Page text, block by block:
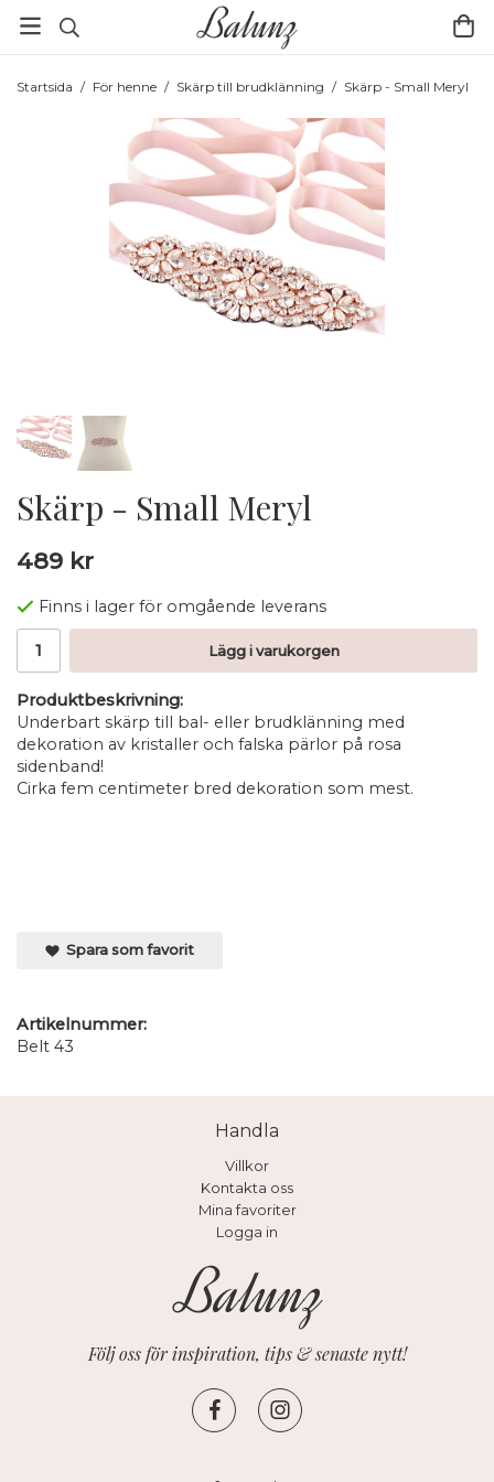
Startsida / För henne / Skärp till brudklänning / Skärp - Small Meryl
Skärp - Small Meryl
489 kr
Finns i lager för omgående leverans
Lägg i varukorgen
Produktbeskrivning:
Underbart skärp till bal- eller brudklänning med
dekoration av kristaller och falska pärlor på rosa
sidenband!
Cirka fem centimeter bred dekoration som mest.
Spara som favorit
Artikelnummer:
Belt 43
Handla
Villkor
Kontakta oss
Mina favoriter
Logga in
Följ oss för inspiration, tips & senaste nytt!